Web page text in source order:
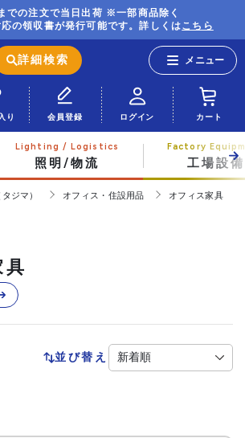
での注文で当日出荷 ※一部商品除く
の領収書が発行可能です。詳しくはこちら
詳細検索
り 会員登録 ログイン カート
照明/物流 工場設備
ジマ） オフィス・住設用品 オフィス家具
並び替え